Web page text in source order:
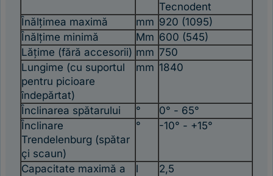
Tecnodent
Înălțimea maximă
mm 920 (1095)
Înălțime minimă
Mm 600 (545)
Lățime (fără accesorii) mm 750
Lungime (cu suportul
pentru picioare
îndepărtat)
mm 1840
Înclinarea spătarului °
0° - 65°
Înclinare
Trendelenburg (spătar
çi scaun)
° -10° - +15°
Capacitate maximă a
l 2,5